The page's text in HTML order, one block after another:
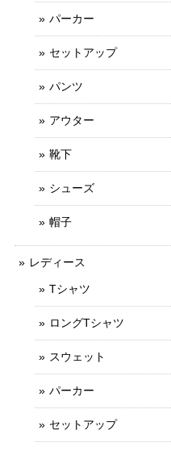
パーカー
セットアップ
パンツ
アウター
靴下
シューズ
帽子
レディース
Tシャツ
ロングTシャツ
スウェット
パーカー
セットアップ